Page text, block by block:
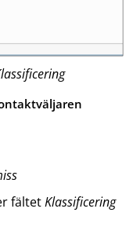
fältetKlassificering